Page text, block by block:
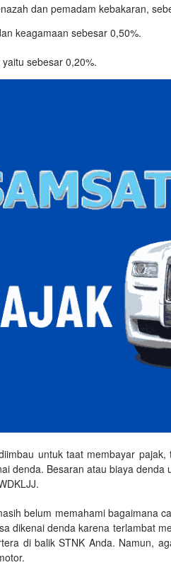
dan pemadam kebakaran,
keagamaan sebesar 0,50%.
sebesar 0,20%.
untuk taat membayar
denda. Besaran atau biaya
belum memahami bagaimana
dikenai denda karena terlambat
di balik STNK Anda. Namun,